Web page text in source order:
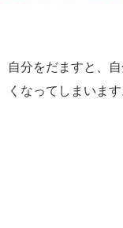
自分をだますと、
くなってしまいます